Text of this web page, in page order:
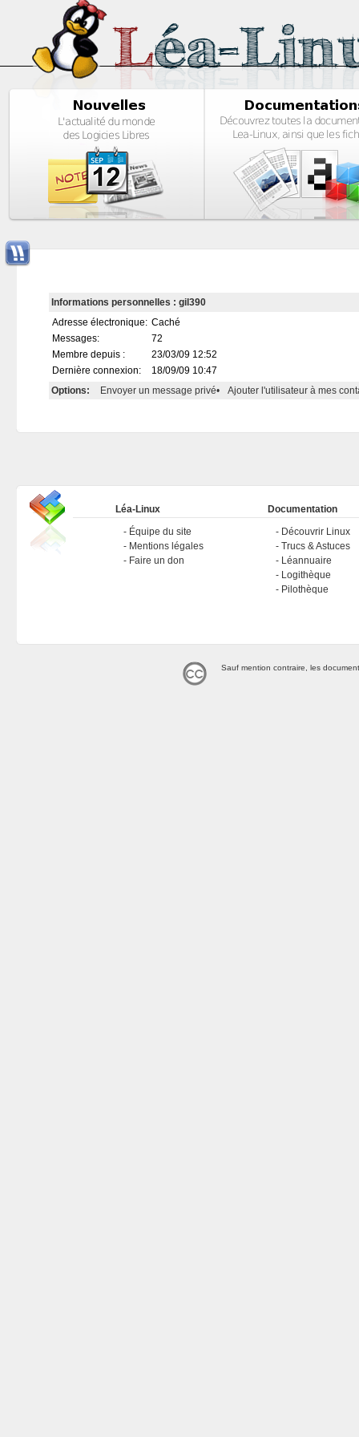
Informations personnelles : gil390
Adresse électronique: Caché
Messages:
72
Membre depuis :
23/03/09 12:52
Dernière connexion:
18/09/09 10:47
Options:
Envoyer un message privé• Ajouter l'utilisateur à mes
Léa-Linux
Équipe du site
Mentions légales
Faire un don
Documentation
Découvrir Linux
Trucs & Astuces
Léannuaire
Logithèque
Pilothèque
Sauf mention contraire, les